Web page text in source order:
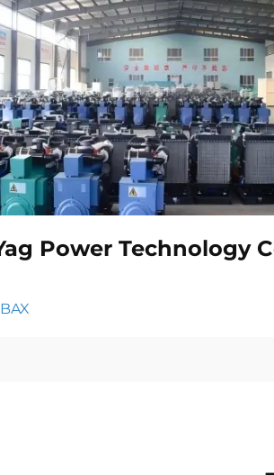
Power Technology